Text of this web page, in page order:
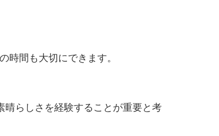
間も大切にできます。
らしさを経験することが重要と考